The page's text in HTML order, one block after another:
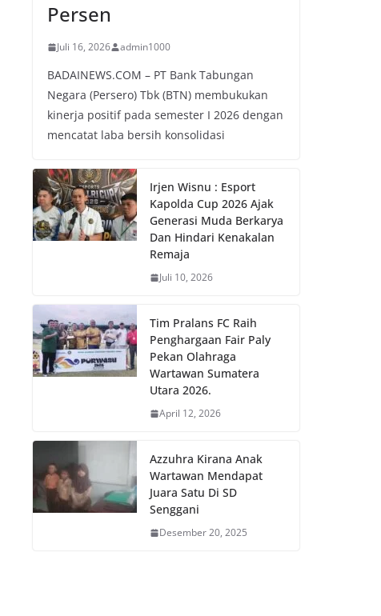
Persen
Juli 16, 2026 admin1000
BADAINEWS.COM – PT Bank Tabungan
Negara (Persero) Tbk (BTN) membukukan
kinerja positif pada semester I 2026 dengan
mencatat laba bersih konsolidasi
Irjen Wisnu : Esport
Kapolda Cup 2026 Ajak
Generasi Muda Berkarya
Dan Hindari Kenakalan
Remaja
Juli 10, 2026
Tim Pralans FC Raih
Penghargaan Fair Paly
Pekan Olahraga
Wartawan Sumatera
Utara 2026.
April 12, 2026
Azzuhra Kirana Anak
Wartawan Mendapat
Juara Satu Di SD
Senggani
Desember 20, 2025